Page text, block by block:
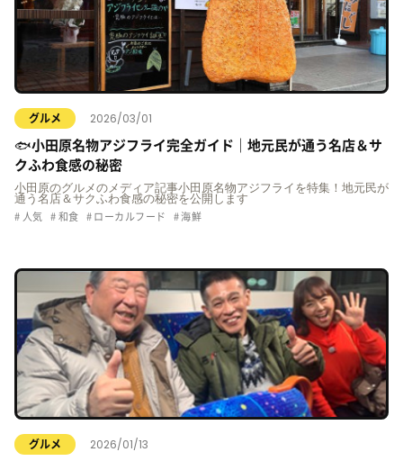
グルメ 2026/03/01
🐟小田原名物アジフライ完全ガイド｜地元民が通う名店＆サ
クふわ食感の秘密
小田原のグルメのメディア記事小田原名物アジフライを特集！地元民が
通う名店＆サクふわ食感の秘密を公開します
人気 和食 ローカルフード 海鮮
グルメ 2026/01/13